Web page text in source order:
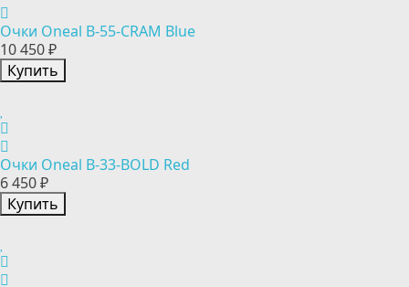
Очки Oneal B-55-CRAM Blue
10 450 ₽
Купить
Очки Oneal B-33-BOLD Red
6 450 ₽
Купить